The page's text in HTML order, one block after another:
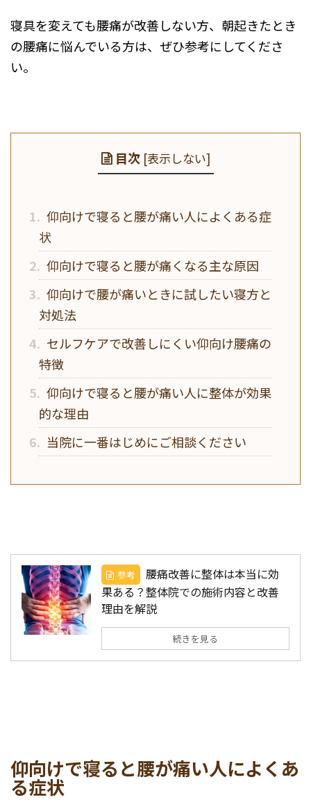
寝具を変えても腰痛が改善しない方、朝起きたとき
の腰痛に悩んでいる方は、ぜひ参考にしてくださ
い。
目次 [表示しない]
1. 仰向けで寝ると腰が痛い人によくある症
状
2. 仰向けで寝ると腰が痛くなる主な原因
3. 仰向けで腰が痛いときに試したい寝方と
対処法
4. セルフケアで改善しにくい仰向け腰痛の
特徴
5. 仰向けで寝ると腰が痛い人に整体が効果
的な理由
6. 当院に一番はじめにご相談ください
参考
腰痛改善に整体は本当に効
果ある？整体院での施術内容と改善
理由を解説
続きを見る
仰向けで寝ると腰が痛い人によくあ
る症状